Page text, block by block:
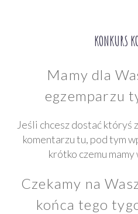
KONKURS
Mamy dla
egzemparzu
Jeśli chcesz dostać któryś
komentarzu tu, pod tym
krótko czemu
Czekamy na
końca tego